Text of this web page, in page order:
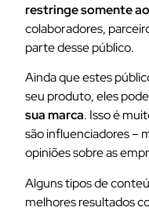
restringe somente
colaboradores,
parte desse público.
Ainda que estes
seu produto, eles
sua marca. Isso é
são influenciadores –
opiniões sobre as
Alguns tipos de
melhores resultados